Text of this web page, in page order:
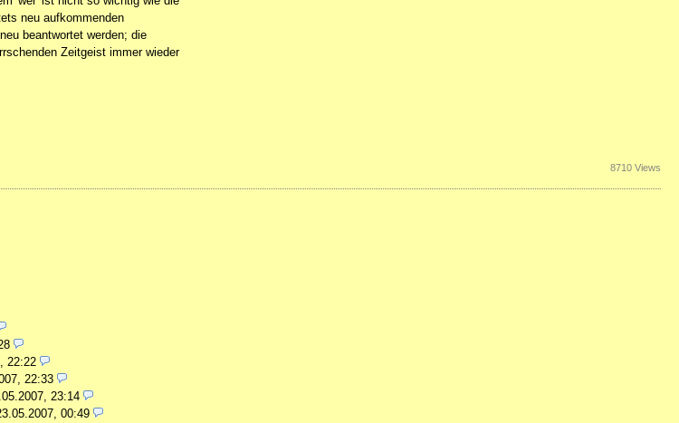
neu aufkommenden
beantwortet werden; die
Zeitgeist immer wieder
8710 Views
22:22
22:33
23:14
00:49